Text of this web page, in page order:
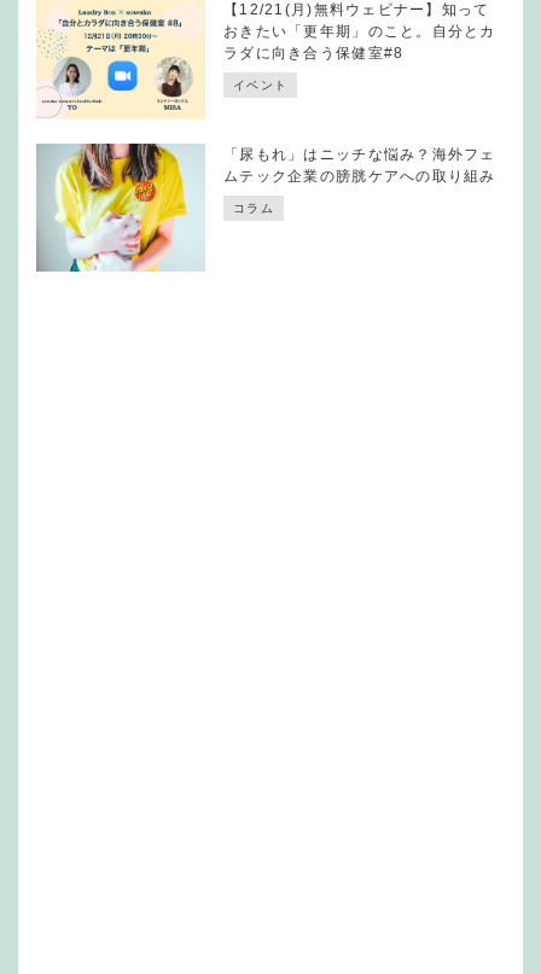
【12/21(月)無料ウェビナー】知って
おきたい「更年期」のこと。自分とカ
ラダに向き合う保健室#8
イベント
「尿もれ」はニッチな悩み？海外フェ
ムテック企業の膀胱ケアへの取り組み
コラム